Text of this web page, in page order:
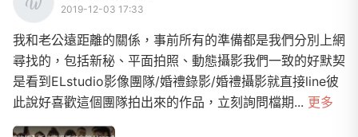
2019-12-03 17:33
我和老公遠距離的關係，事前所有的準備都是我們分別上網
尋找的，包括新秘、平面拍照、動態攝影我們一致的好默契
是看到ELstudio影像團隊/婚禮錄影/婚禮攝影就直接line彼
此說好喜歡這個團隊拍出來的作品，立刻詢問檔期... 更多